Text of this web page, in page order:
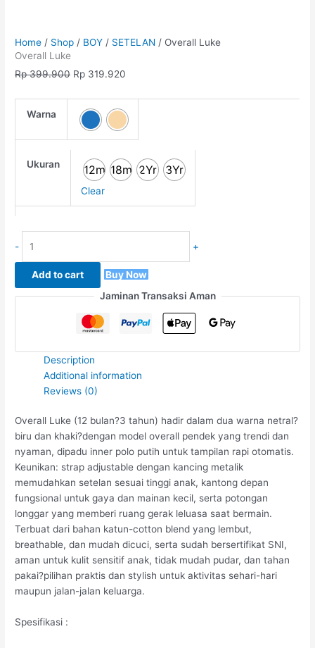
Home / Shop / BOY / SETELAN / Overall Luke
Overall Luke
Rp399.900 Rp 319.920
Warna
Ukuran 12m 18m 2Yr 3Yr
Clear
- +
Add to cart
Buy Now
Jaminan Transaksi Aman
Description
Additional information
Reviews (0)
Overall Luke (12 bulan?3 tahun) hadir dalam dua warna netral?
biru dan khaki?dengan model overall pendek yang trendi dan
nyaman, dipadu inner polo putih untuk tampilan rapi otomatis.
Keunikan: strap adjustable dengan kancing metalik
memudahkan setelan sesuai tinggi anak, kantong depan
fungsional untuk gaya dan mainan kecil, serta potongan
longgar yang memberi ruang gerak leluasa saat bermain.
Terbuat dari bahan katun-cotton blend yang lembut,
breathable, dan mudah dicuci, serta sudah bersertifikat SNI,
aman untuk kulit sensitif anak, tidak mudah pudar, dan tahan
pakai?pilihan praktis dan stylish untuk aktivitas sehari-hari
maupun jalan-jalan keluarga.
Spesifikasi :